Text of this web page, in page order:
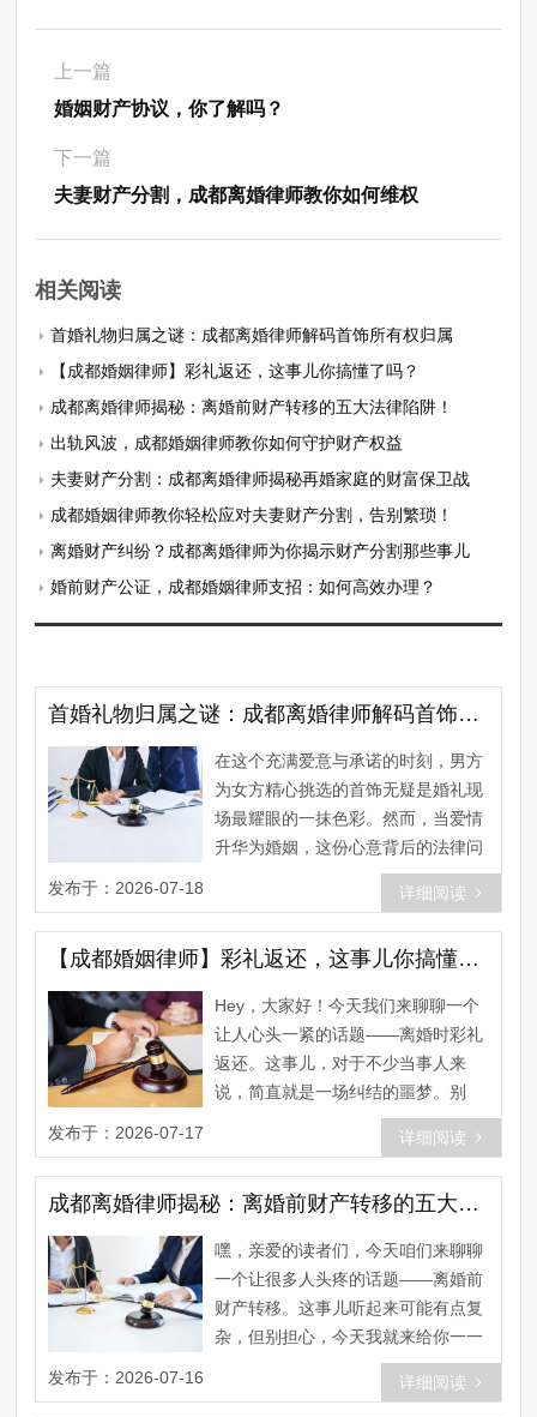
上一篇
婚姻财产协议，你了解吗？
下一篇
夫妻财产分割，成都离婚律师教你如何维权
相关阅读
首婚礼物归属之谜：成都离婚律师解码首饰所有权归属
【成都婚姻律师】彩礼返还，这事儿你搞懂了吗？
成都离婚律师揭秘：离婚前财产转移的五大法律陷阱！
出轨风波，成都婚姻律师教你如何守护财产权益
夫妻财产分割：成都离婚律师揭秘再婚家庭的财富保卫战
成都婚姻律师教你轻松应对夫妻财产分割，告别繁琐！
离婚财产纠纷？成都离婚律师为你揭示财产分割那些事儿
婚前财产公证，成都婚姻律师支招：如何高效办理？
首婚礼物归属之谜：成都离婚律师解码首饰所有权归属
在这个充满爱意与承诺的时刻，男方
为女方精心挑选的首饰无疑是婚礼现
场最耀眼的一抹色彩。然而，当爱情
升华为婚姻，这份心意背后的法律问
题也随之而来。首饰，这个看似简
发布于：2026-07-18 详细阅读
【成都婚姻律师】彩礼返还，这事儿你搞懂了吗？
Hey，大家好！今天我们来聊聊一个
让人心头一紧的话题——离婚时彩礼
返还。这事儿，对于不少当事人来
说，简直就是一场纠结的噩梦。别
急，今天咱们就来一探究竟，搞明白
发布于：2026-07-17 详细阅读
成都离婚律师揭秘：离婚前财产转移的五大法律陷阱！
嘿，亲爱的读者们，今天咱们来聊聊
一个让很多人头疼的话题——离婚前
财产转移。这事儿听起来可能有点复
杂，但别担心，今天我就来给你一一
揭秘那些隐藏在成都离婚律师背后
发布于：2026-07-16 详细阅读